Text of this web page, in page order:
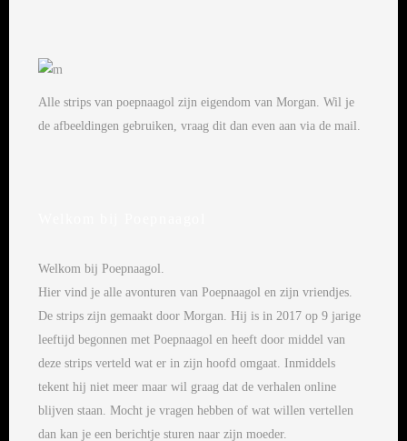
Alle strips van poepnaagol zijn eigendom van Morgan. Wil je
de afbeeldingen gebruiken, vraag dit dan even aan via de mail.
Welkom bij Poepnaagol.
Hier vind je alle avonturen van Poepnaagol en zijn vriendjes.
De strips zijn gemaakt door Morgan. Hij is in 2017 op 9 jarige
leeftijd begonnen met Poepnaagol en heeft door middel van
deze strips verteld wat er in zijn hoofd omgaat. Inmiddels
tekent hij niet meer maar wil graag dat de verhalen online
blijven staan. Mocht je vragen hebben of wat willen vertellen
dan kan je een berichtje sturen naar zijn moeder.